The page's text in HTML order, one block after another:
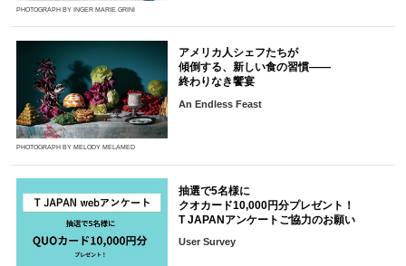
PHOTOGRAPH BY INGER MARIE GRINI
PHOTOGRAPH BY MELODY MELAMED
アメリカ人シェフたちが
傾倒する、新しい食の習慣――
終わりなき饗宴
An Endless Feast
抽選で5名様に
クオカード10,000円分プレゼント！
T JAPANアンケートご協力のお願い
User Survey